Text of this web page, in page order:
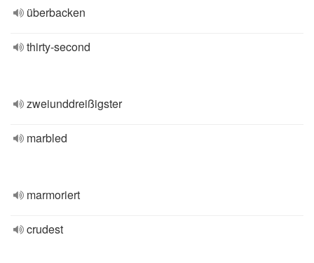
überbacken
thirty-second
zweiunddreißigster
marbled
marmoriert
crudest